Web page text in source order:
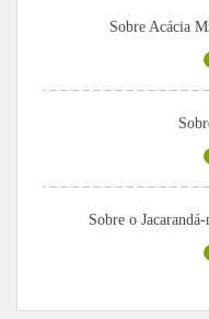
Sobre Acácia
Sobre o